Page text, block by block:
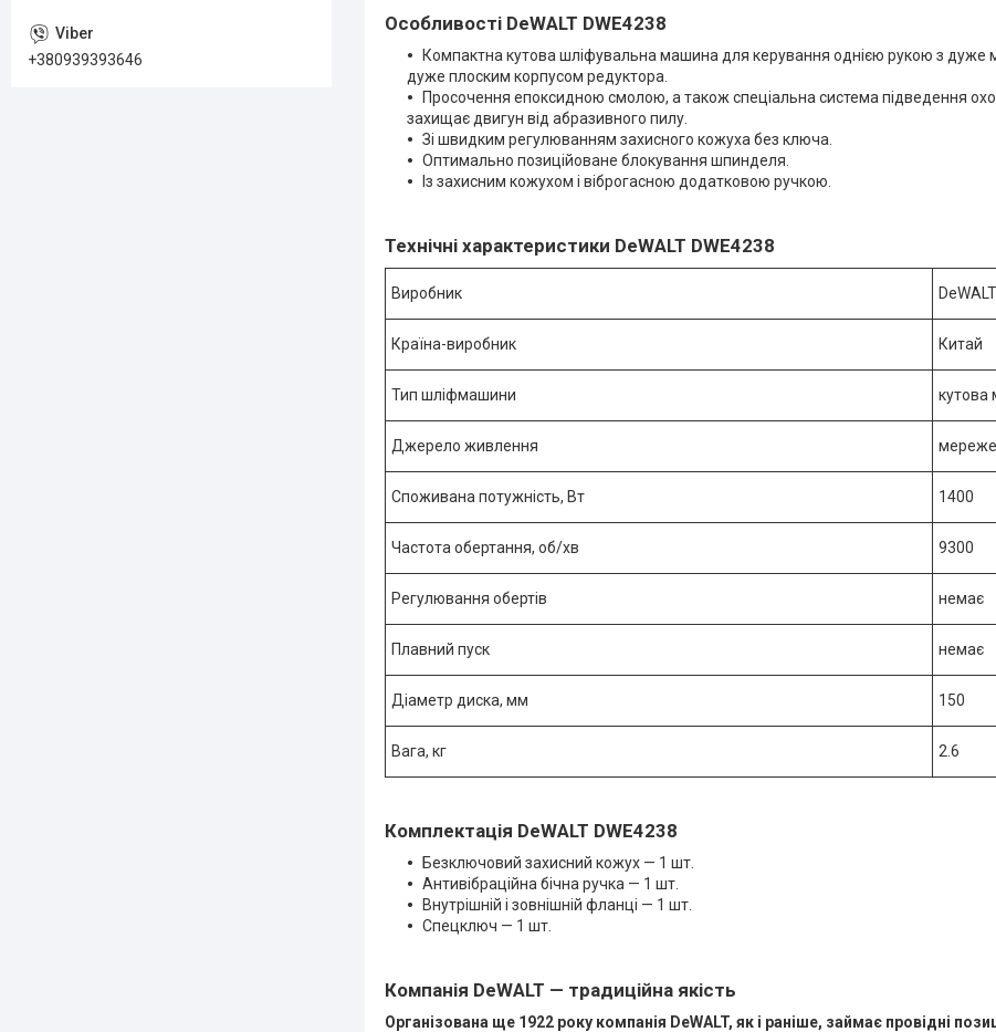
Особливості DeWALT DWE4238
Компактна кутова шліфувальна машина для керування однією рукою з дуже
дуже плоским корпусом редуктора.
Просочення епоксидною смолою, а також спеціальна система підведення
захищає двигун від абразивного пилу.
Зі швидким регулюванням захисного кожуха без ключа.
Оптимально позиційоване блокування шпинделя.
Із захисним кожухом і віброгасною додатковою ручкою.
Технічні характеристики DeWALT DWE4238
Виробник DeWALT
Країна-виробник Китай
Тип шліфмашини кутова
Джерело живлення
Споживана потужність, Вт 1400
Частота обертання, об/хв 9300
Регулювання обертів немає
Плавний пуск немає
Діаметр диска, мм 150
Вага, кг 2.6
Комплектація DeWALT DWE4238
Безключовий захисний кожух — 1 шт.
Антивібраційна бічна ручка — 1 шт.
Внутрішній і зовнішній фланці — 1 шт.
Спецключ — 1 шт.
Компанія DeWALT — традиційна якість
Організована ще 1922 року компанія DeWALT, як і раніше, займає провідні
+380939393646